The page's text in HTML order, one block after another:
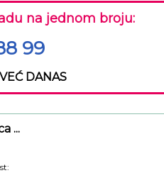
na jednom broju:
99
DANAS
...